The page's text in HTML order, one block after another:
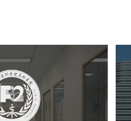
医院